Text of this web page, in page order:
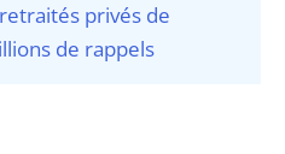
privés de
de rappels